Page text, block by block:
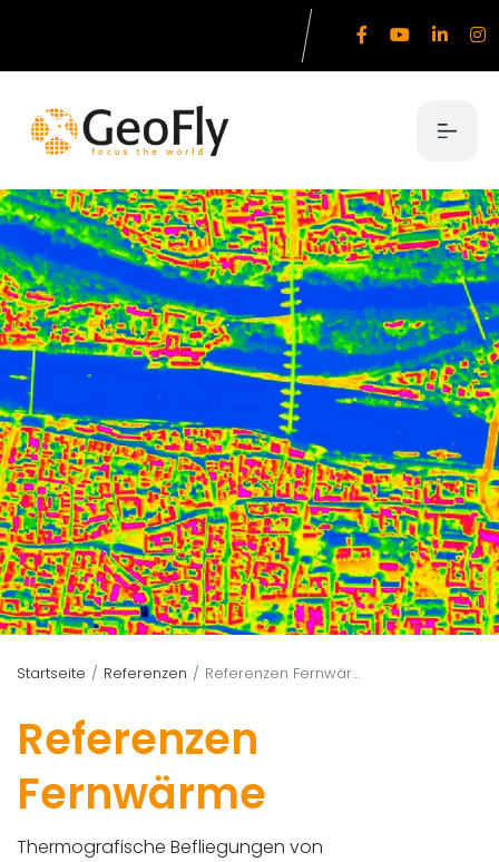
Startseite Referenzen Referenzen Fernwärme
Referenzen
Fernwärme
Thermografische Befliegungen von